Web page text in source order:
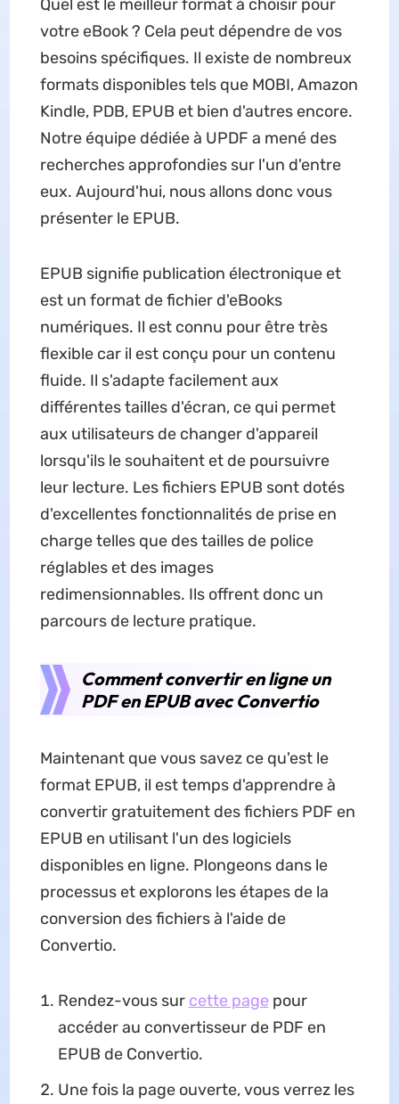
Quel est le meilleur format à choisir pour
votre eBook ? Cela peut dépendre de vos
besoins spécifiques. Il existe de nombreux
formats disponibles tels que MOBI, Amazon
Kindle, PDB, EPUB et bien d'autres encore.
Notre équipe dédiée à UPDF a mené des
recherches approfondies sur l'un d'entre
eux. Aujourd'hui, nous allons donc vous
présenter le EPUB.
EPUB signifie publication électronique et
est un format de fichier d'eBooks
numériques. Il est connu pour être très
flexible car il est conçu pour un contenu
fluide. Il s'adapte facilement aux
différentes tailles d'écran, ce qui permet
aux utilisateurs de changer d'appareil
lorsqu'ils le souhaitent et de poursuivre
leur lecture. Les fichiers EPUB sont dotés
d'excellentes fonctionnalités de prise en
charge telles que des tailles de police
réglables et des images
redimensionnables. Ils offrent donc un
parcours de lecture pratique.
Comment convertir en ligne un
PDF en EPUB avec Convertio
Maintenant que vous savez ce qu'est le
format EPUB, il est temps d'apprendre à
convertir gratuitement des fichiers PDF en
EPUB en utilisant l'un des logiciels
disponibles en ligne. Plongeons dans le
processus et explorons les étapes de la
conversion des fichiers à l'aide de
Convertio.
Rendez-vous sur cette page pour
accéder au convertisseur de PDF en
EPUB de Convertio.
Une fois la page ouverte, vous verrez les